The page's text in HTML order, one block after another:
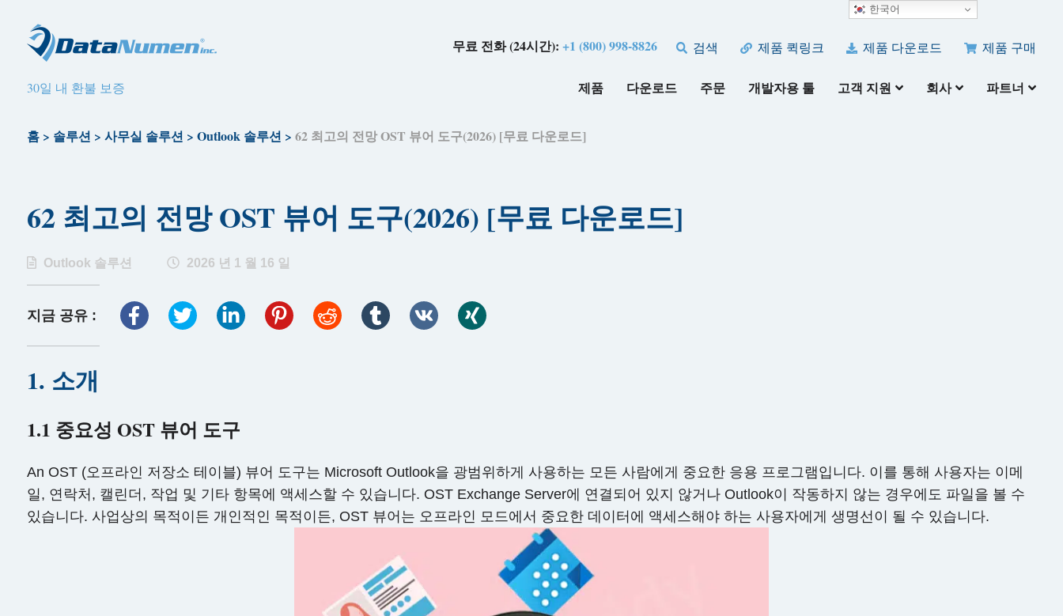
무료 전화 (24시간):+1 (800) 998-8826 검색 제품 퀵링크 제품 다운로드 제품 구매
30일 내 환불 보증 제품 다운로드 주문 개발자용 툴 고객 지원 회사 파트너
홈> 솔루션 > 사무실 솔루션 > Outlook 솔루션 > 62 최고의 전망 OST 뷰어 도구(2026) [무료 다운로드]
62 최고의 전망 OST 뷰어 도구(2026) [무료 다운로드]
Outlook 솔루션 2026 년 1 월 16 일
지금 공유 :
1. 소개
1.1 중요성 OST 뷰어 도구
An OST (오프라인 저장소 테이블) 뷰어 도구는 Microsoft Outlook을 광범위하게 사용하는 모든 사람에게 중요한 응용 프로그램입니다. 이를 통해 사용자는 이메
일, 연락처, 캘린더, 작업 및 기타 항목에 액세스할 수 있습니다. OST Exchange Server에 연결되어 있지 않거나 Outlook이 작동하지 않는 경우에도 파일을 볼 수
있습니다. 사업상의 목적이든 개인적인 목적이든, OST 뷰어는 오프라인 모드에서 중요한 데이터에 액세스해야 하는 사용자에게 생명선이 될 수 있습니다.
한국어